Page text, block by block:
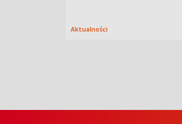
Aktualności